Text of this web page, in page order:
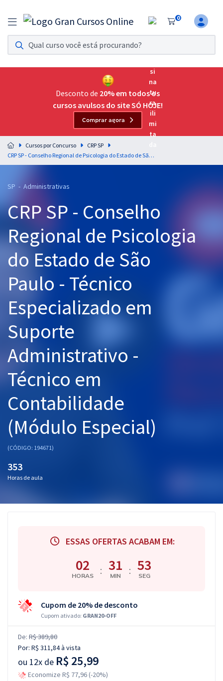
0
Assinatura Ilimitada 11
Acesso a todos os cursos. Teste grátis por 7 dias!
Assinatura OAB Até Passar
Acesso ilimitado a toda preparação para o Exame da
Residências Multiprofissionais
Preparação completa e intensiva para as principais
residências em saúde do Brasil
Cursos 20% OFF
Pós
Graduação
OAB
Questões grátis
Aprovados
Desconto de 20% em todos os
cursos avulsos do site SÓ HOJE!
Comprar agora
Cursos por Concurso
CRP SP
CRP SP - Conselho Regional de Psicologia do Estado de São Paulo - Técnico Especializado em Suporte Administrativo - Técnico em Contabilidade (Módulo Especial)
SP - Administrativas
CRP SP - Conselho
Regional de Psicologia
do Estado de São
Paulo - Técnico
Especializado em
Suporte
Administrativo -
Técnico em
Contabilidade
(Módulo Especial)
(CÓDIGO: 194671)
353
Horas de aula
ESSAS OFERTAS ACABAM EM:
02
HORAS : 31
MIN : 52
SEG
Cupom de 20% de desconto
Cupom ativado: GRAN20-OFF
De: R$ 389,80
Por: R$ 311,84à vista
ou 12x de R$ 25,99
Economize R$ 77,96 (-20%)